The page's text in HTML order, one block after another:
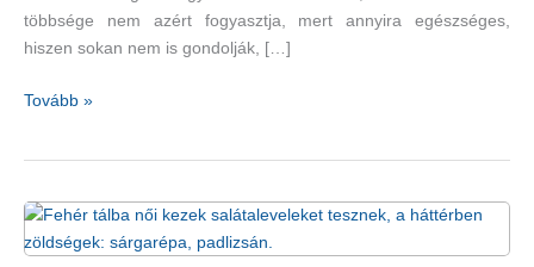
többsége nem azért fogyasztja, mert annyira egészséges,
hiszen sokan nem is gondolják, […]
A
szezámmag
csökkenti
Tovább »